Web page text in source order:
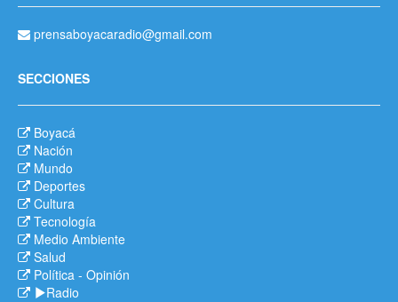
prensaboyacaradio@gmail.com
SECCIONES
Boyacá
Nación
Mundo
Deportes
Cultura
Tecnología
Medio Ambiente
Salud
Política - Opinión
Radio